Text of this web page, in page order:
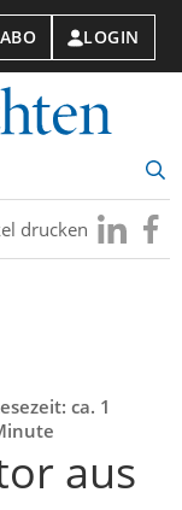
ABO LOGIN
drucken Besuchen
Sie
Sie
ca. 1
aus